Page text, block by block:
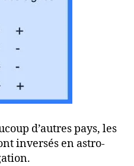
d’autres pays, les
inversés en astro-